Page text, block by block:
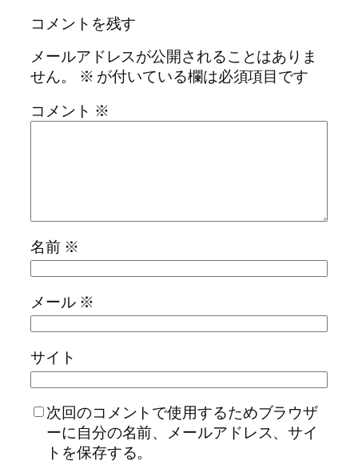
コメントを残す
メールアドレスが公開されることはありま
せん。
※ が付いている欄は必須項目です
コメント ※
名前 ※
メール ※
サイト
次回のコメントで使用するためブラウザ
ーに自分の名前、メールアドレス、サイ
トを保存する。